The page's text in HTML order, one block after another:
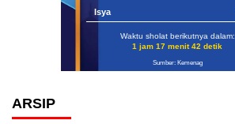
Isya
Waktu sholat berikutnya dalam:
1 jam 17 menit 41 detik
Sumber: Kemenag
ARSIP